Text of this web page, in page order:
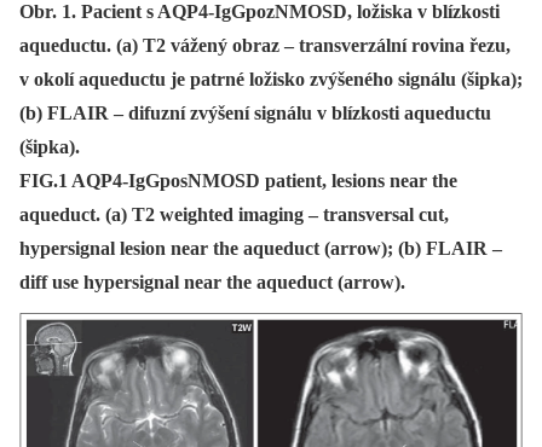
Obr. 1. Pacient s AQP4-IgGpozNMOSD, ložiska v blízkosti
aqueductu. (a) T2 vážený obraz – transverzální rovina řezu,
v okolí aqueductu je patrné ložisko zvýšeného signálu (šipka);
(b) FLAIR – difuzní zvýšení signálu v blízkosti aqueductu
(šipka).
FIG.1 AQP4-IgGposNMOSD patient, lesions near the
aqueduct. (a) T2 weighted imaging – transversal cut,
hypersignal lesion near the aqueduct (arrow); (b) FLAIR –
diff use hypersignal near the aqueduct (arrow).